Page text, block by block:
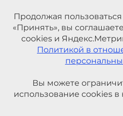
Продолжая
«Принять», вы
cookies и
Политикой в
Вы можете
использование cookies в